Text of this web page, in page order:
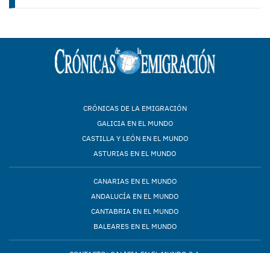
CRÓNICAS DE LA EMIGRACIÓN
GALICIA EN EL MUNDO
CASTILLA Y LEÓN EN EL MUNDO
ASTURIAS EN EL MUNDO
CANARIAS EN EL MUNDO
ANDALUCÍA EN EL MUNDO
CANTABRIA EN EL MUNDO
BALEARES EN EL MUNDO